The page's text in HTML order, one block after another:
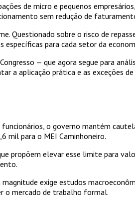
de micro e pequenos
sem redução de
Questionado sobre o risco de
específicas para cada setor da
— que agora segue para
a aplicação prática e as exceções
o governo mantém
mil para o MEI Caminhoneiro.
propõem elevar esse limite para
exige estudos
o mercado de trabalho formal.